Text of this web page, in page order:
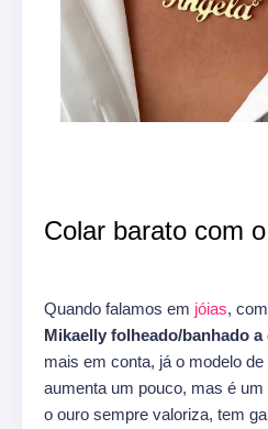
Colar barato com
Quando falamos em jóias,
Mikaelly folheado/banhado a
mais em conta, já o modelo
aumenta um pouco, mas é
o ouro sempre valoriza, tem